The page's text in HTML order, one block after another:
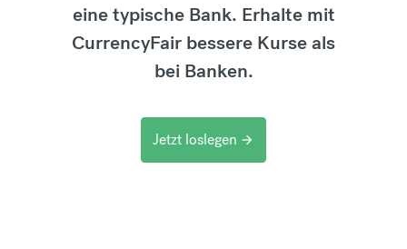
eine typische Bank. Erhalte mit
CurrencyFair bessere Kurse als
bei Banken.
Jetzt loslegen arrow_forward